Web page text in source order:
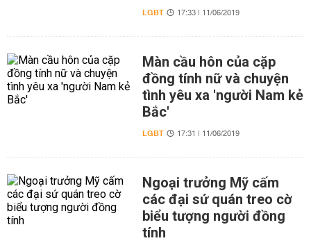
LGBT 17:33 | 11/06/2019
Màn cầu hôn của cặp
đồng tính nữ và chuyện
tình yêu xa 'người Nam kẻ
Bắc'
LGBT 17:31 | 11/06/2019
Ngoại trưởng Mỹ cấm
các đại sứ quán treo cờ
biểu tượng người đồng
tính